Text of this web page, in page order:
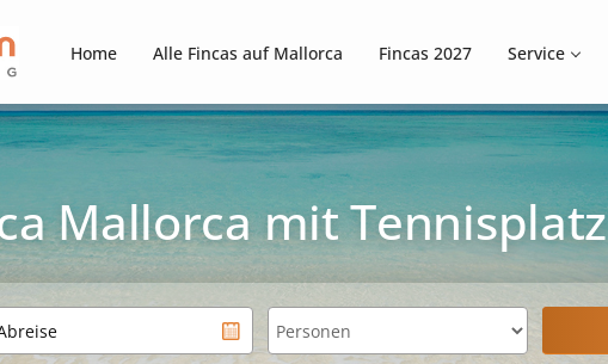
Home Alle Fincas auf Mallorca Fincas 2027 Service
Mallorca mit Tennisplatz